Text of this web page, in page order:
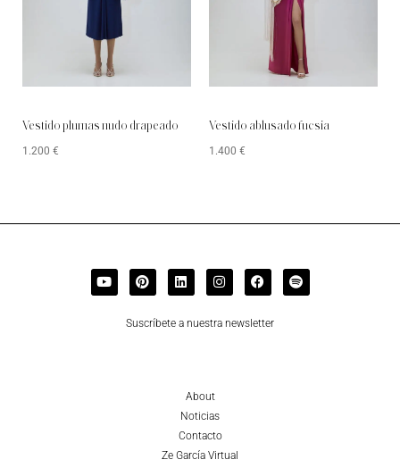
Vestido plumas nudo drapeado
1.200 €
Vestido ablusado fucsia
1.400 €
Suscríbete a nuestra newsletter
About
Noticias
Contacto
Ze García Virtual